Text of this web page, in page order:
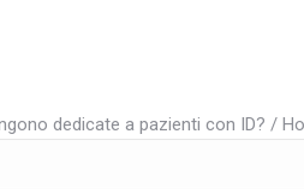
dedicate a pazienti con ID? /